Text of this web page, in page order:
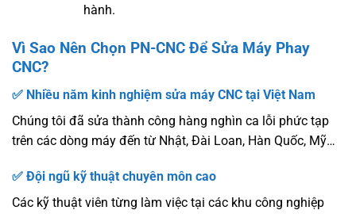
hành.
Vì Sao Nên Chọn PN-CNC Để Sửa Máy Phay
CNC?
✅ Nhiều năm kinh nghiệm sửa máy CNC tại Việt Nam
Chúng tôi đã sửa thành công hàng nghìn ca lỗi phức tạp
trên các dòng máy đến từ Nhật, Đài Loan, Hàn Quốc, Mỹ…
✅ Đội ngũ kỹ thuật chuyên môn cao
Các kỹ thuật viên từng làm việc tại các khu công nghiệp